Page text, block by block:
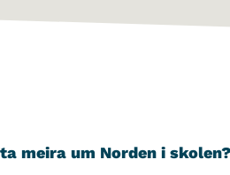
meira um Norden i skolen?